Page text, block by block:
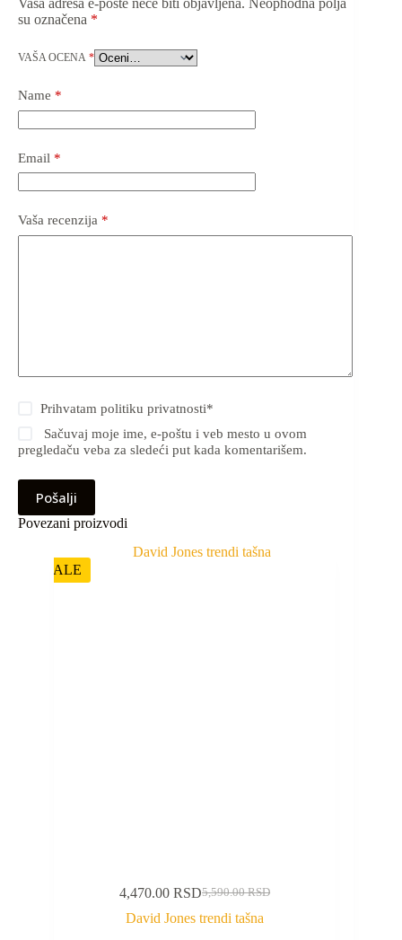
Vaša adresa e-pošte neće biti objavljena. Neophodna polja
su označena *
VAŠA OCENA *
Name *
Email *
Vaša recenzija *
Prihvatampolitiku privatnosti*
Sačuvaj moje ime, e-poštu i veb mesto u ovom
pregledaču veba za sledeći put kada komentarišem.
Pošalji
Povezani proizvodi
SALE
5,590.00RSD
4,470.00RSD
David Jones trendi tašna